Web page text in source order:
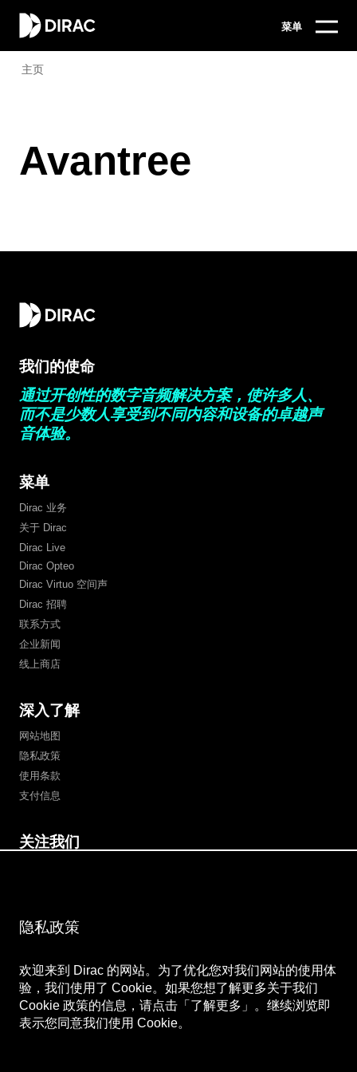
隐私政策
欢迎来到 Dirac 的网站。为了优化您对我们网站的使用体
验，我们使用了 Cookie。如果您想了解更多关于我们
Cookie 政策的信息，请点击「了解更多」。继续浏览即
表示您同意我们使用 Cookie。
菜单
主页
Avantree
我们的使命
通过开创性的数字音频解决方案，使许多人、
而不是少数人享受到不同内容和设备的卓越声
音体验。
菜单
Dirac 业务
关于 Dirac
Dirac Live
Dirac Opteo
Dirac Virtuo 空间声
Dirac 招聘
联系方式
企业新闻
线上商店
深入了解
网站地图
隐私政策
使用条款
支付信息
关注我们